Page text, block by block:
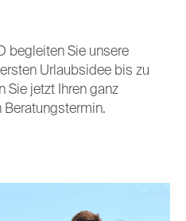
begleiten Sie unsere
Urlaubsidee bis zu
Sie jetzt Ihren ganz
Beratungstermin.